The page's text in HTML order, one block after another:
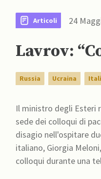
Articoli 24
Lavrov:
Russia Ucraina
Il ministro degli Esteri
sede dei colloqui di
disagio nell'ospitare due Nazioni a
italiano, Giorgia
colloqui durante una